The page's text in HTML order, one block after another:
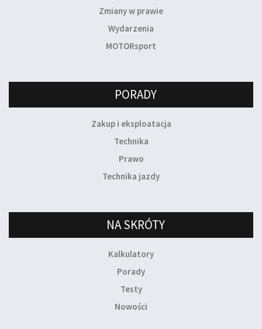
Zmiany w prawie
Wydarzenia
MOTORsport
PORADY
Zakup i eksploatacja
Technika
Prawo
Technika jazdy
NA SKRÓTY
Kalkulatory
Porady
Testy
Nowości